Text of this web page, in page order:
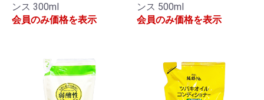
ンス 300ml
会員のみ価格を表示
ンス 500ml
会員のみ価格を表示